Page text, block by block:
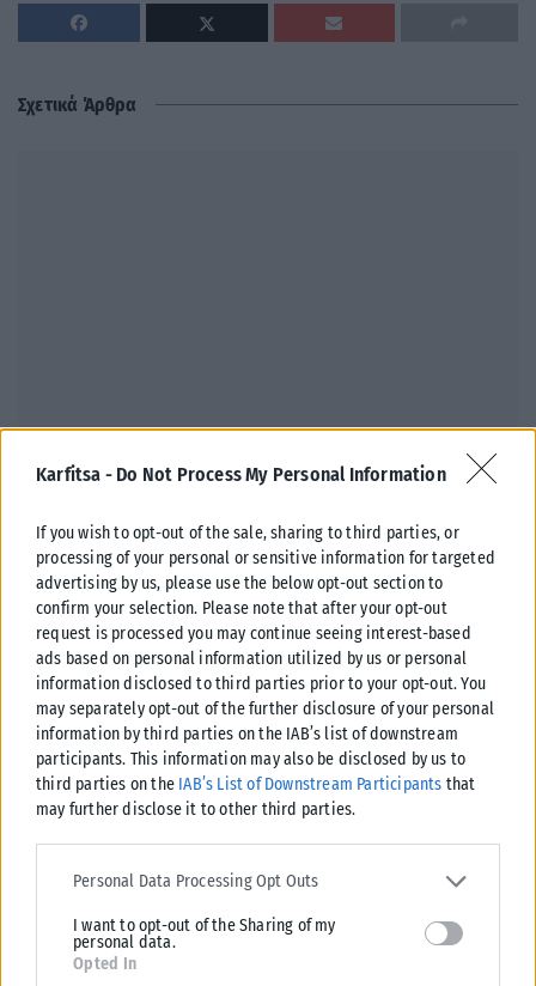
Karfitsa - Do Not Process My Personal Information
If you wish to opt-out of the sale, sharing to third parties, or
processing of your personal or sensitive information for targeted
advertising by us, please use the below opt-out section to
confirm your selection. Please note that after your opt-out
request is processed you may continue seeing interest-based
ads based on personal information utilized by us or personal
information disclosed to third parties prior to your opt-out. You
may separately opt-out of the further disclosure of your personal
information by third parties on the IAB’s list of downstream
participants. This information may also be disclosed by us to
third parties on the IAB’s List of Downstream Participants that
may further disclose it to other third parties.
Please note that this website/app uses one or more Google
services and may gather and store information including but not
deny consent to Google and its third-party tags to use your data
for below specified purposes in below Google consent section.
Personal Data Processing Opt Outs
I want to opt-out of the Sharing of my
personal data.
Opted In
Σχετικά Άρθρα
ΠΟΛΙΤΙΚΉ
Καρυστιανού: Δεν φαίνεται να “βγαίνει” – Αποχωρεί ο Νίκος
Μπρουτζάκης και καταγγέλλει «κλειστή κάστα» και έλλειψη
λογοδοσίας
Νέο εσωτερικό «ρήγμα» καταγράφεται στην «Ελπίδα για τη
Δημοκρατία» της Μαρίας Καρυστιανού, καθώς ο επιχειρηματίας και
συνιδιοκτήτης του διαδικτυακού καναλιού...
ΑΝΑΡΤΉΘΗΚΕ ΑΠΌΔΉΜΗΤΡΑ ΚΑΤΡΑΜΆΔΟΥ 08/08/2026